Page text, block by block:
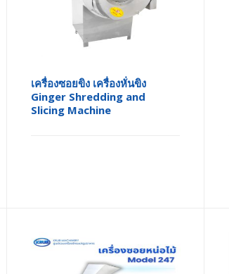
เครื่องซอยขิง เครื่องหั่นขิง
Ginger Shredding and
Slicing Machine